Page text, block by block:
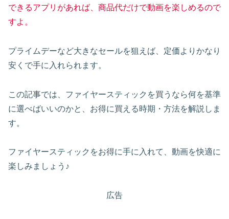
できるアプリがあれば、商品代だけで動画を楽しめるので
すよ。
プライムデーなど大きなセールを狙えば、定価よりかなり
安くで手に入れられます。
この記事では、ファイヤースティックを買うなら何を基準
に選べばいいのかと、お得に買える時期・方法を解説しま
す。
ファイヤースティックをお得に手に入れて、動画を快適に
楽しみましょう♪
広告